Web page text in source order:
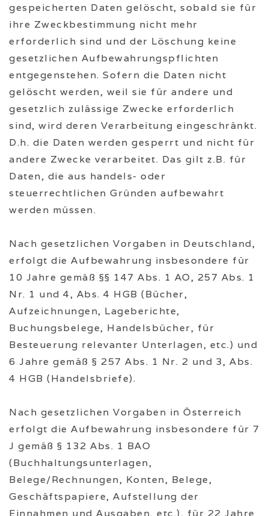
gespeicherten Daten gelöscht, sobald sie für
ihre Zweckbestimmung nicht mehr
erforderlich sind und der Löschung keine
gesetzlichen Aufbewahrungspflichten
entgegenstehen. Sofern die Daten nicht
gelöscht werden, weil sie für andere und
gesetzlich zulässige Zwecke erforderlich
sind, wird deren Verarbeitung eingeschränkt.
D.h. die Daten werden gesperrt und nicht für
andere Zwecke verarbeitet. Das gilt z.B. für
Daten, die aus handels- oder
steuerrechtlichen Gründen aufbewahrt
werden müssen.
Nach gesetzlichen Vorgaben in Deutschland,
erfolgt die Aufbewahrung insbesondere für
10 Jahre gemäß §§ 147 Abs. 1 AO, 257 Abs. 1
Nr. 1 und 4, Abs. 4 HGB (Bücher,
Aufzeichnungen, Lageberichte,
Buchungsbelege, Handelsbücher, für
Besteuerung relevanter Unterlagen, etc.) und
6 Jahre gemäß § 257 Abs. 1 Nr. 2 und 3, Abs.
4 HGB (Handelsbriefe).
Nach gesetzlichen Vorgaben in Österreich
erfolgt die Aufbewahrung insbesondere für 7
J gemäß § 132 Abs. 1 BAO
(Buchhaltungsunterlagen,
Belege/Rechnungen, Konten, Belege,
Geschäftspapiere, Aufstellung der
Einnahmen und Ausgaben, etc.), für 22 Jahre